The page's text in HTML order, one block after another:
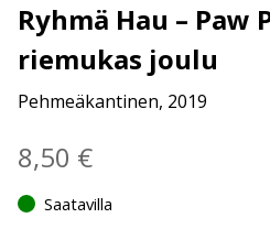
Ryhmä Hau – Paw
riemukas joulu
Pehmeäkantinen, 2019
8,50 €
Saatavilla